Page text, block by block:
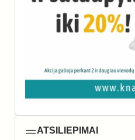
ATSILIEPIMAI